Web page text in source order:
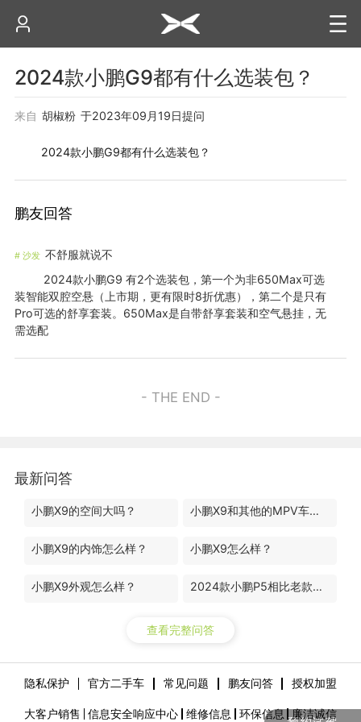
2024款小鹏G9都有什么选装包？
来自 胡椒粉 于2023年09月19日提问
2024款小鹏G9都有什么选装包？
鹏友回答
# 沙发 不舒服就说不
2024款小鹏G9 有2个选装包，第一个为非650Max可选
装智能双腔空悬（上市期，更有限时8折优惠），第二个是只有
Pro可选的舒享套装。650Max是自带舒享套装和空气悬挂，无
需选配
- THE END -
最新问答
小鹏X9的空间大吗？ 小鹏X9和其他的MPV车型有什么区别？
小鹏X9的内饰怎么样？ 小鹏X9怎么样？
小鹏X9外观怎么样？ 2024款小鹏P5相比老款升级了哪些地方？
查看完整问答
隐私保护 官方二手车 常见问题 鹏友问答 授权加盟
大客户销售 信息安全响应中心 维修信息 环保信息 廉洁诚信